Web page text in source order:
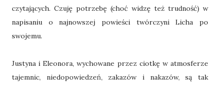
czytających. Czuję potrzebę (choć widzę też trudność) w
napisaniu o najnowszej powieści twórczyni Licha po
swojemu.
Justyna i Eleonora, wychowane przez ciotkę w atmosferze
tajemnic, niedopowiedzeń, zakazów i nakazów, są tak